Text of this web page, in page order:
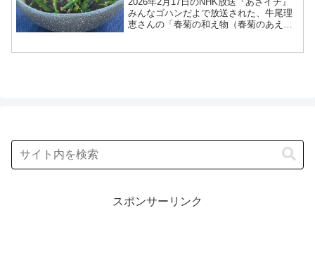
みんなゴハンだよで放送された、牛尾理
恵さんの「春菊の和え物（春菊のあえも
スポンサーリンク